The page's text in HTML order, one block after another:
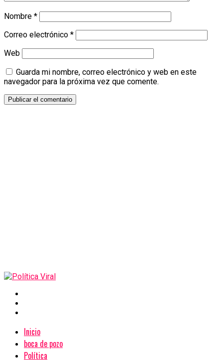
Nombre *
Correo electrónico *
Web
Guarda mi nombre, correo electrónico y web en este
navegador para la próxima vez que comente.
Inicio
boca de pozo
Política